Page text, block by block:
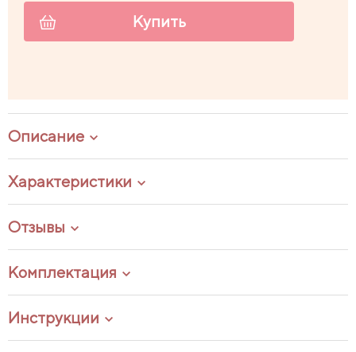
Купить
Описание
Характеристики
Отзывы
Комплектация
Инструкции